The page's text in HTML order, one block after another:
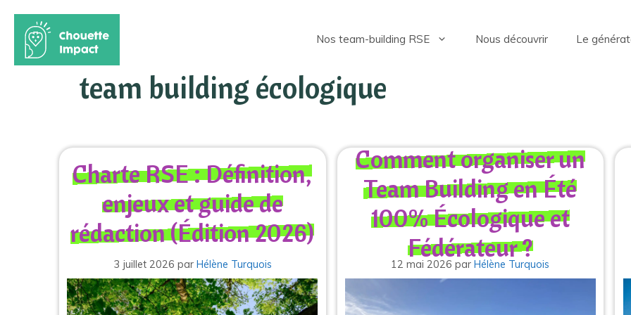
Nos team-building RSE Nous découvrir Le
team building écologique
Charte RSE : Définition,
enjeux et guide de
rédaction (Édition 2026)
3 juillet 2026 par Hélène Turquois
Comment organiser un
Team Building en Été
100% Écologique et
Fédérateur ?
12 mai 2026 parHélène Turquois